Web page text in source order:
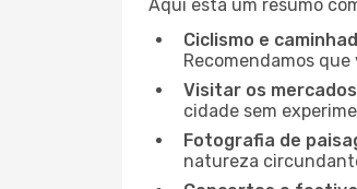
Aqui está um resumo
Ciclismo e
Recomendamos
Visitar os
cidade sem
Fotografia de
natureza